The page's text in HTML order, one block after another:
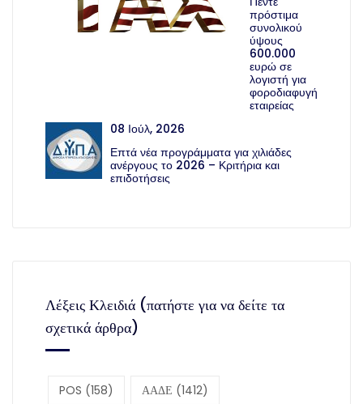
πρόστιμα
συνολικού
ύψους
600.000
ευρώ σε
λογιστή για
φοροδιαφυγή
εταιρείας
08 Ιούλ, 2026
Επτά νέα προγράμματα για χιλιάδες
ανέργους το 2026 – Κριτήρια και
επιδοτήσεις
Λέξεις Κλειδιά (πατήστε για να δείτε τα
σχετικά άρθρα)
POS (158) ΑΑΔΕ (1412)